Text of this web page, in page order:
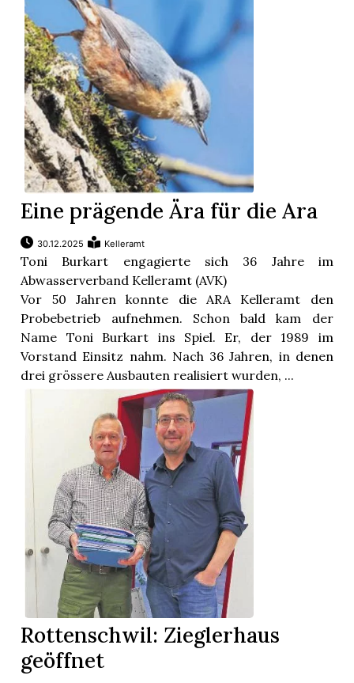
Eine prägende Ära für die Ara
30.12.2025 Kelleramt
Toni Burkart engagierte sich 36 Jahre im
Abwasserverband Kelleramt (AVK)
Vor 50 Jahren konnte die ARA Kelleramt den
Probebetrieb aufnehmen. Schon bald kam der
Name Toni Burkart ins Spiel. Er, der 1989 im
Vorstand Einsitz nahm. Nach 36 Jahren, in denen
drei grössere Ausbauten realisiert wurden, ...
Rottenschwil: Zieglerhaus
geöffnet